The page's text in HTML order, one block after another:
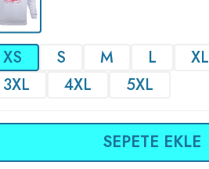
XS S M L XL
3XL
4XL 5XL
SEPETE EKLE